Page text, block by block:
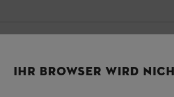
IHR BROWSER WIRD